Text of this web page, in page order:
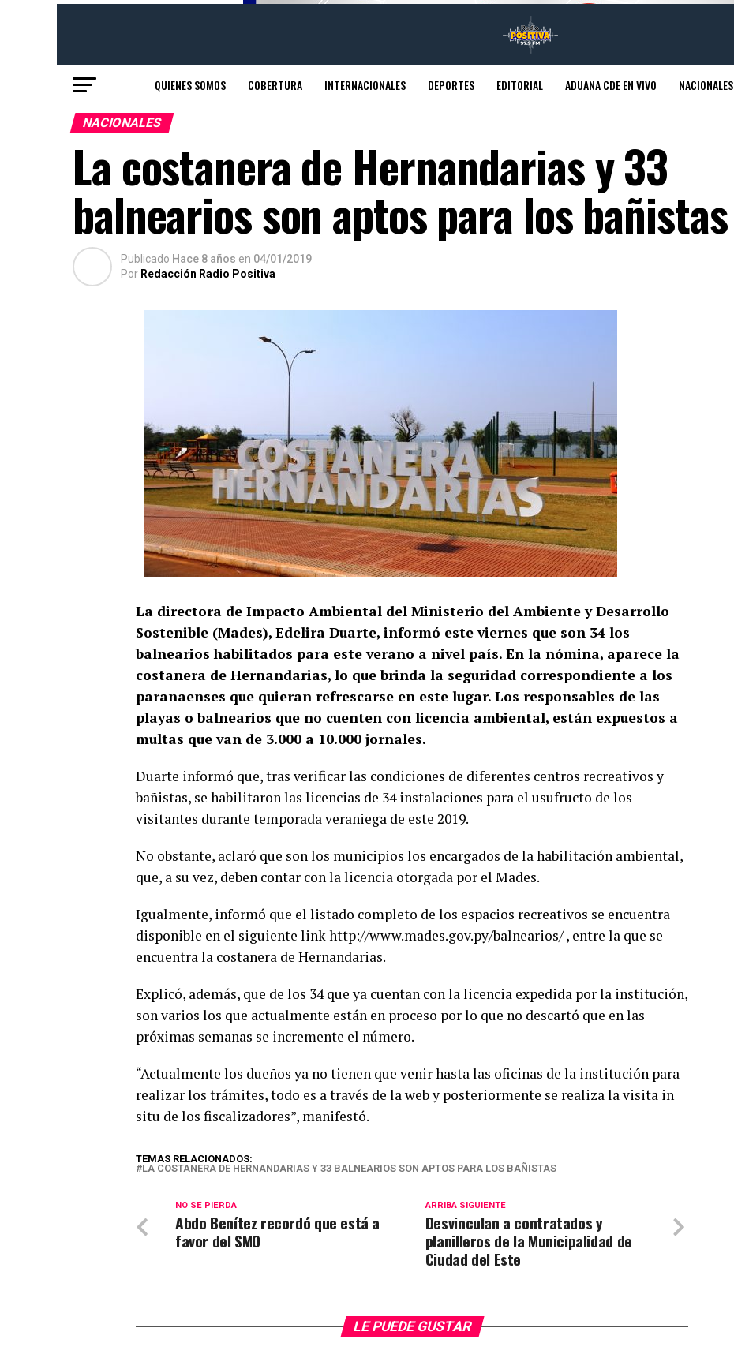
QUIENES SOMOS COBERTURA INTERNACIONALES DEPORTES EDITORIAL ADUANA CDE EN VIVO NACIONALES
NACIONALES
La costanera de Hernandarias y 33
balnearios son aptos para los bañistas
Publicado Hace 8 años en 04/01/2019
Por Redacción Radio Positiva
La directora de Impacto Ambiental del Ministerio del Ambiente y Desarrollo
Sostenible (Mades), Edelira Duarte, informó este viernes que son 34 los
balnearios habilitados para este verano a nivel país. En la nómina, aparece la
costanera de Hernandarias, lo que brinda la seguridad correspondiente a los
paranaenses que quieran refrescarse en este lugar. Los responsables de las
playas o balnearios que no cuenten con licencia ambiental, están expuestos a
multas que van de 3.000 a 10.000 jornales.
Duarte informó que, tras verificar las condiciones de diferentes centros recreativos y
bañistas, se habilitaron las licencias de 34 instalaciones para el usufructo de los
visitantes durante temporada veraniega de este 2019.
No obstante, aclaró que son los municipios los encargados de la habilitación ambiental,
que, a su vez, deben contar con la licencia otorgada por el Mades.
Igualmente, informó que el listado completo de los espacios recreativos se encuentra
disponible en el siguiente link http://www.mades.gov.py/balnearios/ , entre la que se
encuentra la costanera de Hernandarias.
Explicó, además, que de los 34 que ya cuentan con la licencia expedida por la institución,
son varios los que actualmente están en proceso por lo que no descartó que en las
próximas semanas se incremente el número.
“Actualmente los dueños ya no tienen que venir hasta las oficinas de la institución para
realizar los trámites, todo es a través de la web y posteriormente se realiza la visita in
situ de los fiscalizadores”, manifestó.
TEMAS RELACIONADOS:
LA COSTANERA DE HERNANDARIAS Y 33 BALNEARIOS SON APTOS PARA LOS BAÑISTAS
ARRIBA SIGUIENTE
Desvinculan a contratados y
planilleros de la Municipalidad de
Ciudad del Este
NO SE PIERDA
Abdo Benítez recordó que está a
favor del SMO
LE PUEDE GUSTAR